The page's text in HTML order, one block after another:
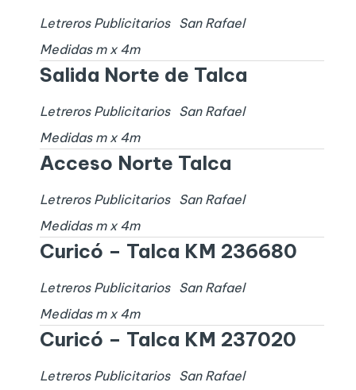
Letreros Publicitarios
San Rafael
Medidas m x 4m
Salida Norte de Talca
Letreros Publicitarios
San Rafael
Medidas m x 4m
Acceso Norte Talca
Letreros Publicitarios
San Rafael
Medidas m x 4m
Curicó – Talca KM 236680
Letreros Publicitarios
San Rafael
Medidas m x 4m
Curicó – Talca KM 237020
Letreros Publicitarios
San Rafael